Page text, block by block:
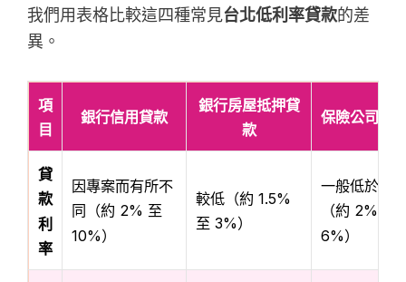
我們用表格比較這四種常見台北低利率貸款的差
異。
項
目
銀行信用貸款
銀行房屋抵押貸
款
保險公司保
貸
款
利
率
因專案而有所不
同（約 2% 至
10%）
較低（約 1.5%
至 3%）
一般低於信
（約 2% 至
6%）